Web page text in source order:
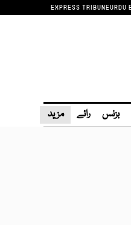
EXPRESS TRIBUNEURDU
بزنس رائے مزید